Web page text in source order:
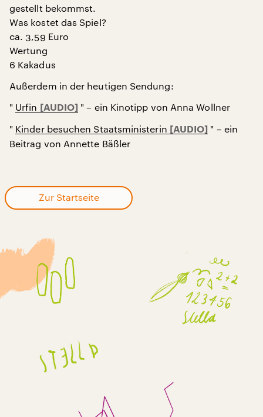
gestellt bekommst.
Was kostet das Spiel?
ca. 3,59 Euro
Wertung
6 Kakadus
Außerdem in der heutigen Sendung:
" Urfin
" – ein Kinotipp von Anna Wollner
" Kinder besuchen Staatsministerin
" – ein
Beitrag von Annette Bäßler
Zur Startseite